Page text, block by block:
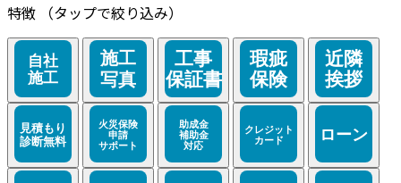
特徴
（タップで絞り込み）